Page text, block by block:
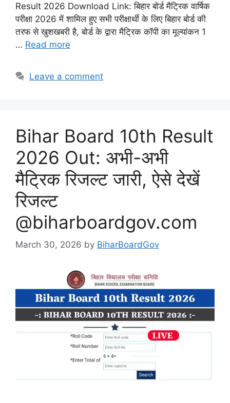
Result 2026 Download Link: बिहार बोर्ड मैट्रिक वार्षिक
परीक्षा 2026 में शामिल हुए सभी परीक्षार्थी के लिए बिहार बोर्ड की
तरफ से खुशखबरी है, बोर्ड के द्वारा मैट्रिक कॉपी का मूल्यांकन 1
… Read more
Leave a comment
Bihar Board 10th Result
2026 Out: अभी-अभी
मैट्रिक रिजल्ट जारी, ऐसे देखें
रिजल्ट
@biharboardgov.com
March 30, 2026 by BiharBoardGov